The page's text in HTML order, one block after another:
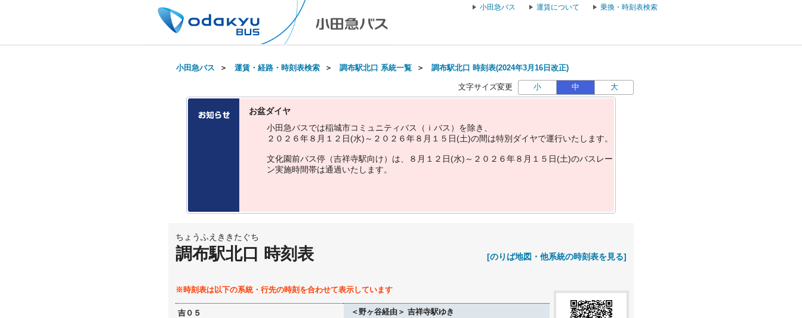
小田急バス 運賃について 乗換・時刻表検索
小田急バス ＞ 運賃・経路・時刻表検索 ＞ 調布駅北口 系統一覧 ＞ 調布駅北口 時刻表(2024年3月16日改正)
文字サイズ変更 小 中 大
お盆ダイヤ
小田急バスでは稲城市コ ミ ュ ニテ ィバス （ ｉ バス ） を除き
２ ０ ２ ６年８ 月 １ ２ 日(水) ～ ２ ０ ２ ６年８ 月 １ ５ 日(土)の間は特別 ダイヤで運行いた し ます。
文化園前バス停 （吉祥寺駅向け） は ８ 月 １ ２ 日(水) ～ ２ ０ ２ ６年８ 月 １ ５ 日(土)のバス レー
ン実施時間帯は通過いた し ます。
ちょうふえききたぐち
調布駅北口 時刻表 [のりば地図・他系統の時刻表を見る]
※時刻表は以下の系統・行先の時刻を合わせて表示しています
吉０５ ＜野ヶ谷経由＞ 吉祥寺駅ゆき